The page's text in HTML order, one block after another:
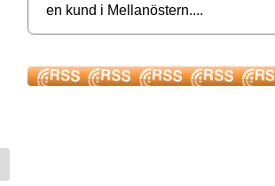
en kund i Mellanöstern....